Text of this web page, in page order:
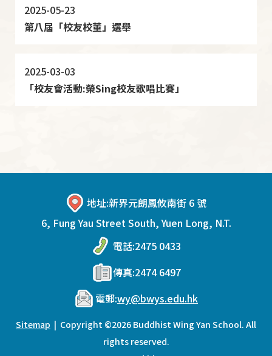
2025-05-23
第八屆「校友校董」選舉
2025-03-03
「校友會活動:榮Sing校友歌唱比賽」
地址:新界元朗鳳攸南街 6 號
6, Fung Yau Street South, Yuen Long, N.T.
電話:2475 0433
傳真:2474 6497
電郵:wy@bwys.edu.hk
Sitemap | Copyright ©2026 Buddhist Wing Yan School. All
rights reserved.